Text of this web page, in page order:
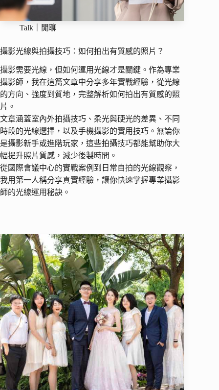
Talk｜閒聊
攝影光線與拍攝技巧：如何拍出有質感的照片？
攝影需要光線，但如何運用光線才是關鍵。作為專業
攝影師，我在這篇文章中分享多年實戰經驗，從光線
的方向、強度到質地，完整解析如何拍出有質感的照
片。
文章涵蓋室內外拍攝技巧、柔光與硬光的差異、不同
時段的光線選擇，以及手機攝影的實用技巧。無論你
是攝影新手或進階玩家，這些拍攝技巧都能幫助你大
幅提升照片質感，減少後製時間。
從國際會議中心的實戰案例到日常自拍的光線觀察，
我用第一人稱分享真實經驗，讓你快速掌握專業攝影
師的光線運用秘訣。